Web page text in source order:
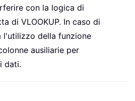
con la logica di
di VLOOKUP. In caso di
l'utilizzo della funzione
ausiliarie per
dati.